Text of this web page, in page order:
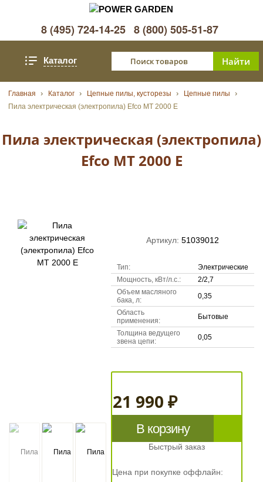
8 (495) 724-14-25 8 (800) 505-51-87
Каталог
Главная Каталог Цепные пилы, кусторезы
Цепные пилы
Пила электрическая (электропила) Efco MT 2000 E
Пила электрическая (электропила)
Efco MT 2000 E
Артикул: 51039012
Тип:
Электрические
Мощность, кВт/л.с.:
2/2,7
Объем масляного
бака, л:
0,35
Область
применения:
Бытовые
Толщина ведущего
звена цепи:
0,05
21 990 ₽
В корзину
Быстрый заказ
Цена при покупке оффлайн: